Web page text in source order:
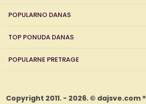
POPULARNO DANAS
TOP PONUDA DANAS
POPULARNE PRETRAGE
Copyright 2011. - 2026. © dajsve.com ®